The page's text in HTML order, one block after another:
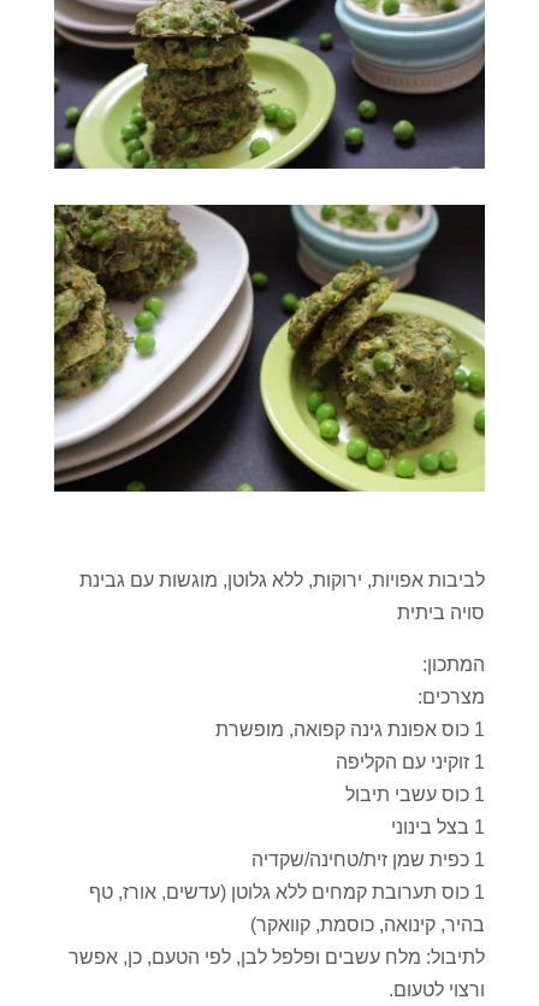
לביבות אפויות, ירוקות, ללא גלוטן, מוגשות עם גבינת
סויה ביתית
המתכון:
מצרכים:
1 כוס אפונת גינה קפואה, מופשרת
1 זוקיני עם הקליפה
1 כוס עשבי תיבול
1 בצל בינוני
1 כפית שמן זית/טחינה/שקדיה
1 כוס תערובת קמחים ללא גלוטן (עדשים, אורז, טף
בהיר, קינואה, כוסמת, קוואקר)
לתיבול: מלח עשבים ופלפל לבן, לפי הטעם, כן, אפשר
ורצוי לטעום.